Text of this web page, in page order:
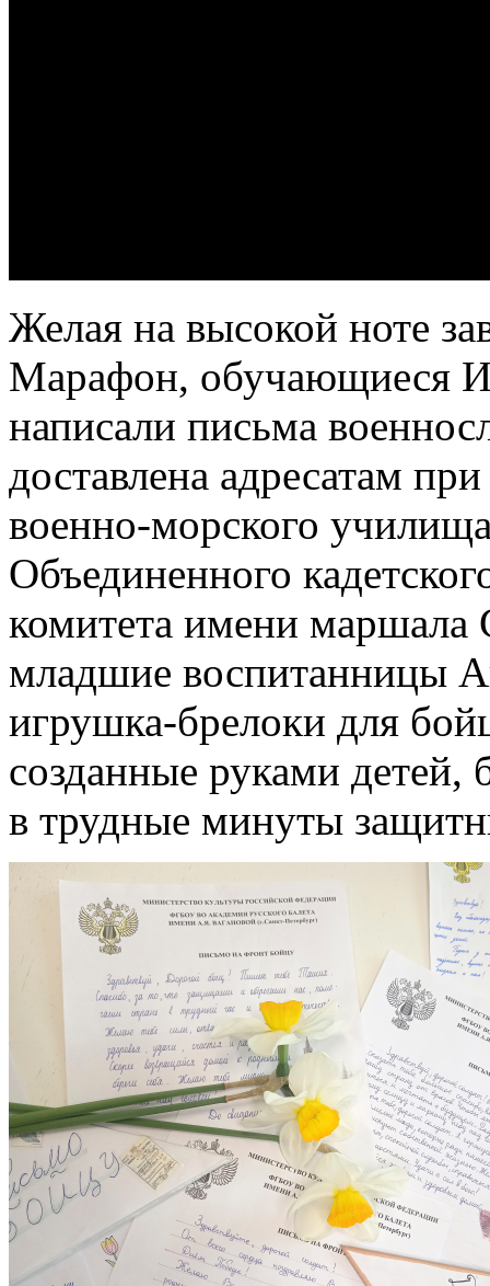
Желая на высокой ноте
Марафон, обучающиеся
написали письма
доставлена адресатам
военно-морского
Объединенного
комитета имени маршала
младшие воспитанницы
игрушка-брелоки для
созданные руками детей,
в трудные минуты